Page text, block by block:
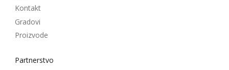
Kontakt
Gradovi
Proizvode
Partnerstvo